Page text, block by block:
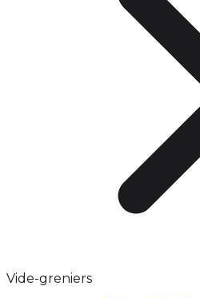
Vide-greniers